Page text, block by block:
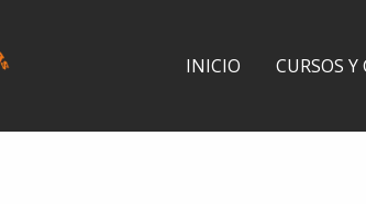
INICIO CURSOS Y